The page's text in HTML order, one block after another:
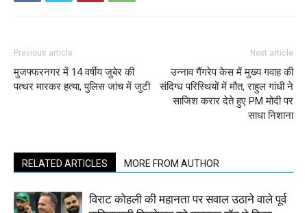
Previous article
मुजफ्फरनगर में 14 वर्षीय जुबेर की
पत्थर मारकर हत्या, पुलिस जांच में जुटी
Next article
उन्नाव गैंगरेप केस में मुख्य गवाह की
संदिग्ध परिस्थियों में मौत, राहुल गांधी ने
साजिश करार देते हुए PM मोदी पर
साधा निशाना
RELATED ARTICLES MORE FROM AUTHOR
विराट कोहली की महानता पर सवाल उठाने वाले पूर्व